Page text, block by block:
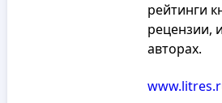
рейтинги
рецензии,
авторах.